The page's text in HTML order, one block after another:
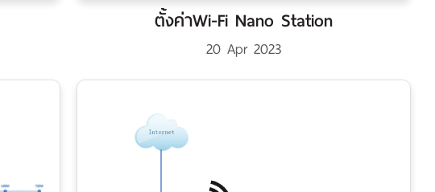
ตั้งค่าWi-Fi Nano Station
20 Apr 2023